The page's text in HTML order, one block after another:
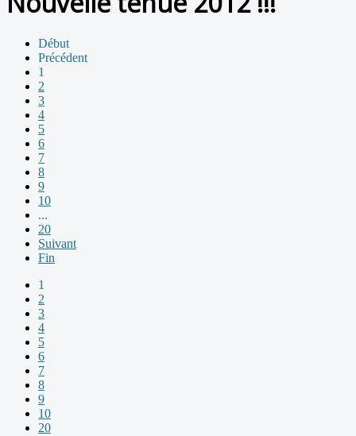
Début
Précédent
1
2
3
4
5
6
7
8
9
10
...
20
Suivant
Fin
1
2
3
4
5
6
7
8
9
10
20